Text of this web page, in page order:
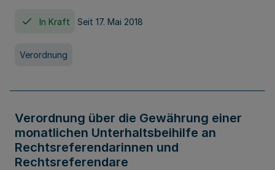
In Kraft Seit 17. Mai 2018
Verordnung
Verordnung über die Gewährung einer
monatlichen Unterhaltsbeihilfe an
Rechtsreferendarinnen und
Rechtsreferendare